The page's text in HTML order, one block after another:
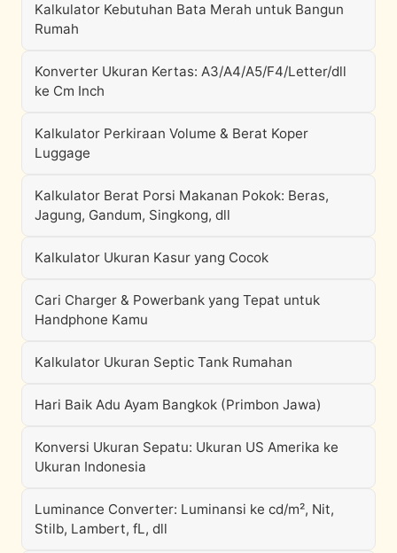
Kalkulator Kebutuhan Bata Merah untuk Bangun
Rumah
Konverter Ukuran Kertas: A3/A4/A5/F4/Letter/dll
ke Cm Inch
Kalkulator Perkiraan Volume & Berat Koper
Luggage
Kalkulator Berat Porsi Makanan Pokok: Beras,
Jagung, Gandum, Singkong, dll
Kalkulator Ukuran Kasur yang Cocok
Cari Charger & Powerbank yang Tepat untuk
Handphone Kamu
Kalkulator Ukuran Septic Tank Rumahan
Hari Baik Adu Ayam Bangkok (Primbon Jawa)
Konversi Ukuran Sepatu: Ukuran US Amerika ke
Ukuran Indonesia
Luminance Converter: Luminansi ke cd/m², Nit,
Stilb, Lambert, fL, dll